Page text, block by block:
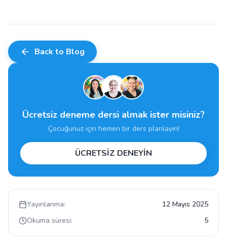
Back to Blog
Ücretsiz deneme dersi almak ister misiniz?
Çocuğunuz için hemen bir ders planlayın!
ÜCRETSİZ DENEYİN
Yayınlanma:
12 Mayıs 2025
Okuma süresi:
5